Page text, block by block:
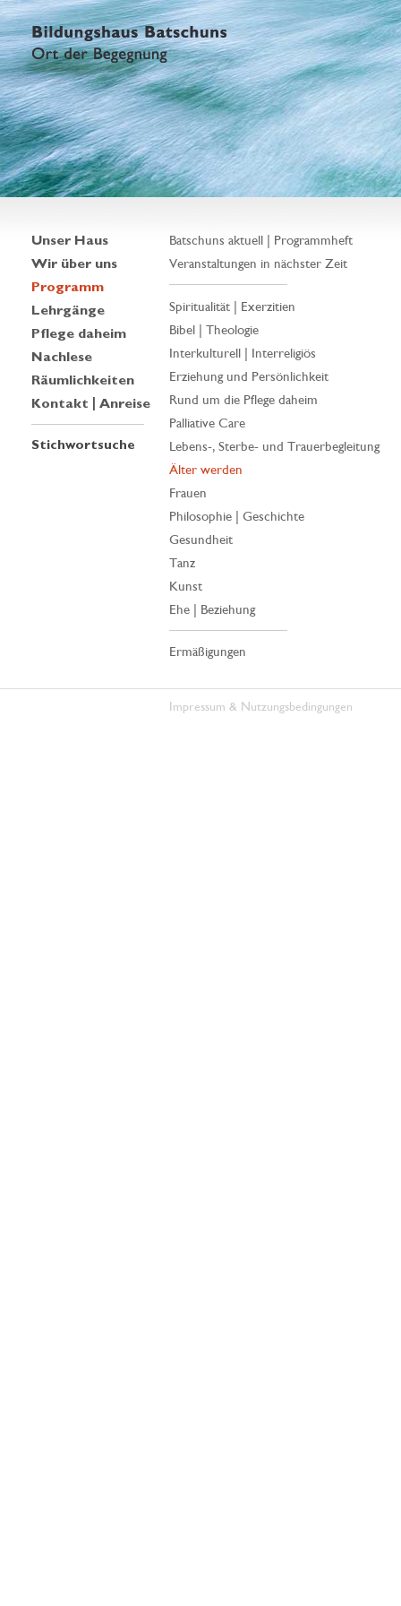
Unser Haus
Wir über uns
Programm
Lehrgänge
Pflege daheim
Nachlese
Räumlichkeiten
Kontakt | Anreise
Stichwortsuche
Batschuns aktuell | Programmheft
Veranstaltungen in nächster Zeit
Spiritualität | Exerzitien
Bibel | Theologie
Interkulturell | Interreligiös
Erziehung und Persönlichkeit
Rund um die Pflege daheim
Palliative Care
Lebens-, Sterbe- und Trauerbegleitung
Älter werden
Frauen
Philosophie | Geschichte
Gesundheit
Tanz
Kunst
Ehe | Beziehung
Ermäßigungen
Impressum & Nutzungsbedingungen